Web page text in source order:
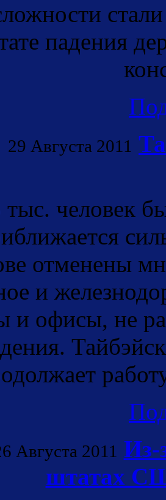
падения
29 Августа 2011
человек
отменены
и
и офисы, не
Августа 2011 Из-
штатах